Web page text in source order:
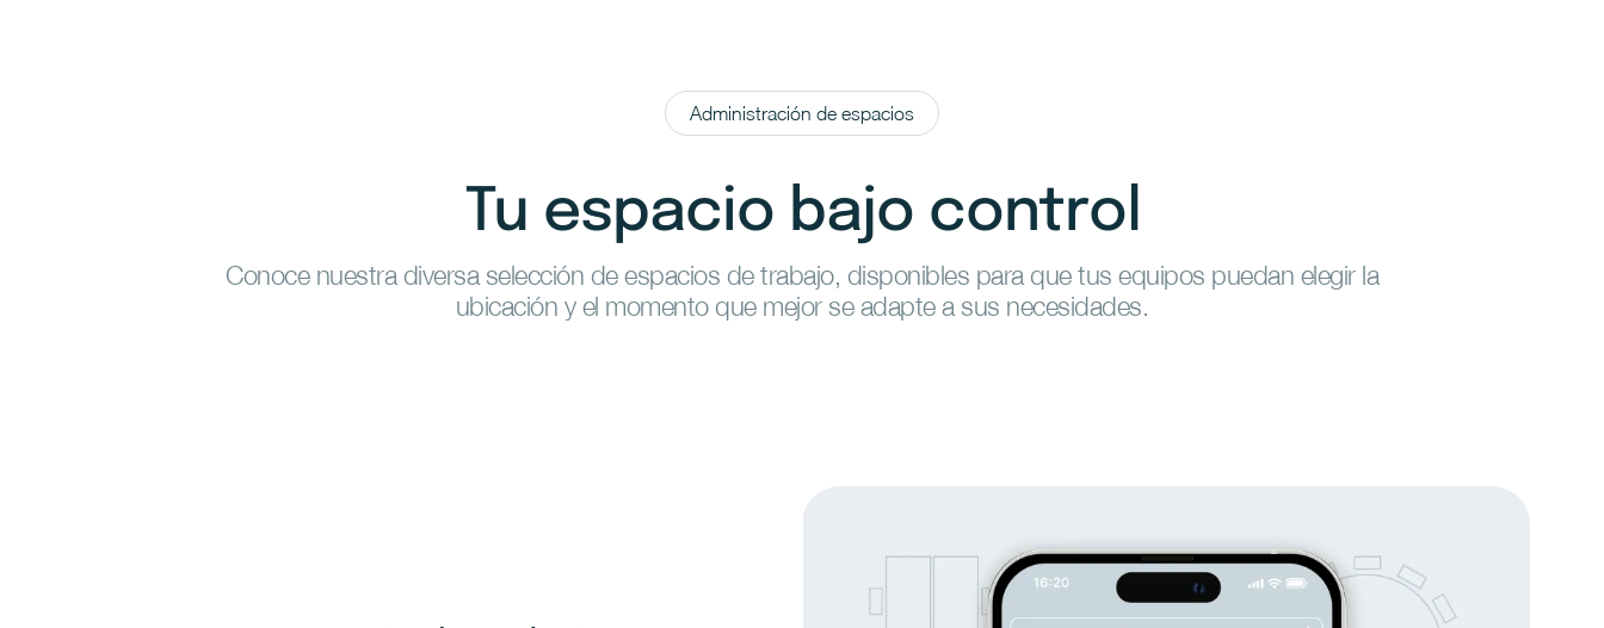
Administración de espacios
Tu espacio bajo control
Conoce nuestra diversa selección de espacios de trabajo, disponibles para que tus equipos puedan elegir la
ubicación y el momento que mejor se adapte a sus necesidades.